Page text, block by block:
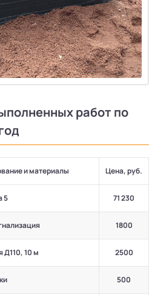
работ по
и материалы Цена, руб.
5 71 230
1800
Д110, 10 м 2500
500